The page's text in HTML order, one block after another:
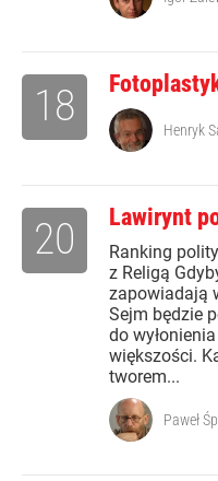
18 Henryk
Lawirynt
Ranking
z Religą
zapowiadają
Sejm będzie
do
większości.
tworem...
20
Paweł